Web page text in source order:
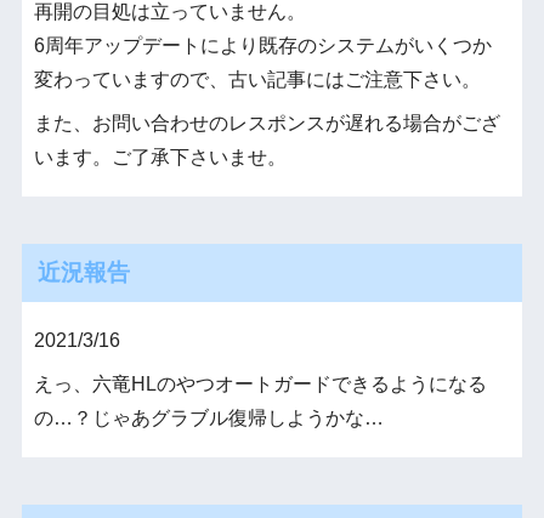
再開の目処は立っていません。
6周年アップデートにより既存のシステムがいくつか
変わっていますので、古い記事にはご注意下さい。
また、お問い合わせのレスポンスが遅れる場合がござ
います。ご了承下さいませ。
近況報告
2021/3/16
えっ、六竜HLのやつオートガードできるようになる
の…？じゃあグラブル復帰しようかな…